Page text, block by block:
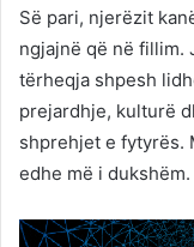
Së pari, njerëzit
ngjajnë që në fillim.
tërheqja shpesh
prejardhje, kulturë
shprehjet e fytyrës.
edhe më i dukshëm.